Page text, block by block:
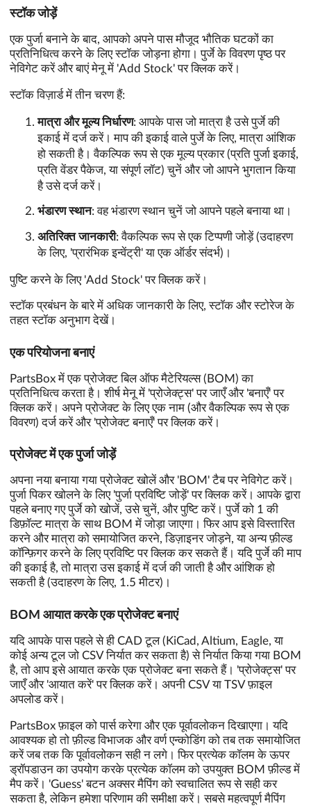
स्टॉक जोड़ें
एक पुर्जा बनाने के बाद, आपको अपने पास मौजूद भौतिक घटकों का
प्रतिनिधित्व करने के लिए स्टॉक जोड़ना होगा। पुर्जे के विवरण पृष्ठ पर
नेविगेट करें और बाएं मेनू में 'Add Stock' पर क्लिक करें।
स्टॉक विज़ार्ड में तीन चरण हैं:
मात्रा और मूल्य निर्धारण: आपके पास जो मात्रा है उसे पुर्जे की
इकाई में दर्ज करें। माप की इकाई वाले पुर्जे के लिए, मात्रा आंशिक
हो सकती है। वैकल्पिक रूप से एक मूल्य प्रकार (प्रति पुर्जा इकाई,
प्रति वेंडर पैकेज, या संपूर्ण लॉट) चुनें और जो आपने भुगतान किया
है उसे दर्ज करें।
भंडारण स्थान: वह भंडारण स्थान चुनें जो आपने पहले बनाया था।
अतिरिक्त जानकारी: वैकल्पिक रूप से एक टिप्पणी जोड़ें (उदाहरण
के लिए, 'प्रारंभिक इन्वेंट्री' या एक ऑर्डर संदर्भ)।
पुष्टि करने के लिए 'Add Stock' पर क्लिक करें।
स्टॉक प्रबंधन के बारे में अधिक जानकारी के लिए, स्टॉक और स्टोरेज के
तहत स्टॉक अनुभाग देखें।
एक परियोजना बनाएं
PartsBox में एक प्रोजेक्ट बिल ऑफ मैटेरियल्स (BOM) का
प्रतिनिधित्व करता है। शीर्ष मेनू में 'प्रोजेक्ट्स' पर जाएँ और 'बनाएँ' पर
क्लिक करें। अपने प्रोजेक्ट के लिए एक नाम (और वैकल्पिक रूप से एक
विवरण) दर्ज करें और 'प्रोजेक्ट बनाएँ' पर क्लिक करें।
प्रोजेक्ट में एक पुर्जा जोड़ें
अपना नया बनाया गया प्रोजेक्ट खोलें और 'BOM' टैब पर नेविगेट करें।
पुर्जा पिकर खोलने के लिए 'पुर्जा प्रविष्टि जोड़ें' पर क्लिक करें। आपके द्वारा
पहले बनाए गए पुर्जे को खोजें, उसे चुनें, और पुष्टि करें। पुर्जे को 1 की
डिफ़ॉल्ट मात्रा के साथ BOM में जोड़ा जाएगा। फिर आप इसे विस्तारित
करने और मात्रा को समायोजित करने, डिज़ाइनर जोड़ने, या अन्य फ़ील्ड
कॉन्फ़िगर करने के लिए प्रविष्टि पर क्लिक कर सकते हैं। यदि पुर्जे की माप
की इकाई है, तो मात्रा उस इकाई में दर्ज की जाती है और आंशिक हो
सकती है (उदाहरण के लिए, 1.5 मीटर)।
BOM आयात करके एक प्रोजेक्ट बनाएं
यदि आपके पास पहले से ही CAD टूल (KiCad, Altium, Eagle, या
कोई अन्य टूल जो CSV निर्यात कर सकता है) से निर्यात किया गया BOM
है, तो आप इसे आयात करके एक प्रोजेक्ट बना सकते हैं। 'प्रोजेक्ट्स' पर
जाएँ और 'आयात करें' पर क्लिक करें। अपनी CSV या TSV फ़ाइल
अपलोड करें।
PartsBox फ़ाइल को पार्स करेगा और एक पूर्वावलोकन दिखाएगा। यदि
आवश्यक हो तो फ़ील्ड विभाजक और वर्ण एन्कोडिंग को तब तक समायोजित
करें जब तक कि पूर्वावलोकन सही न लगे। फिर प्रत्येक कॉलम के ऊपर
ड्रॉपडाउन का उपयोग करके प्रत्येक कॉलम को उपयुक्त BOM फ़ील्ड में
मैप करें। 'Guess' बटन अक्सर मैपिंग को स्वचालित रूप से सही कर
सकता है, लेकिन हमेशा परिणाम की समीक्षा करें। सबसे महत्वपूर्ण मैपिंग